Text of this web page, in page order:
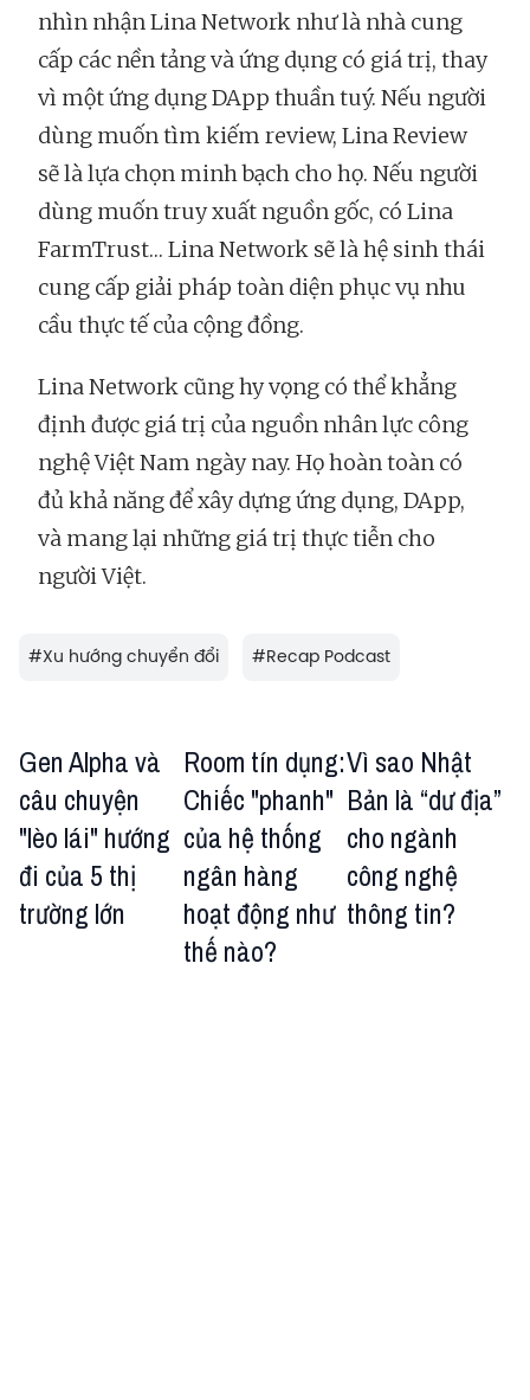
nhìn nhận Lina Network như là nhà cung
cấp các nền tảng và ứng dụng có giá trị, thay
vì một ứng dụng DApp thuần tuý. Nếu người
dùng muốn tìm kiếm review, Lina Review
sẽ là lựa chọn minh bạch cho họ. Nếu người
dùng muốn truy xuất nguồn gốc, có Lina
FarmTrust… Lina Network sẽ là hệ sinh thái
cung cấp giải pháp toàn diện phục vụ nhu
cầu thực tế của cộng đồng.
Lina Network cũng hy vọng có thể khẳng
định được giá trị của nguồn nhân lực công
nghệ Việt Nam ngày nay. Họ hoàn toàn có
đủ khả năng để xây dựng ứng dụng, DApp,
và mang lại những giá trị thực tiễn cho
người Việt.
#Xu hướng chuyển đổi #Recap Podcast
Gen Alpha và
câu chuyện
"lèo lái" hướng
đi của 5 thị
trường lớn
Room tín dụng:
Chiếc "phanh"
của hệ thống
ngân hàng
hoạt động như
thế nào?
Vì sao Nhật
Bản là “dư địa”
cho ngành
công nghệ
thông tin?